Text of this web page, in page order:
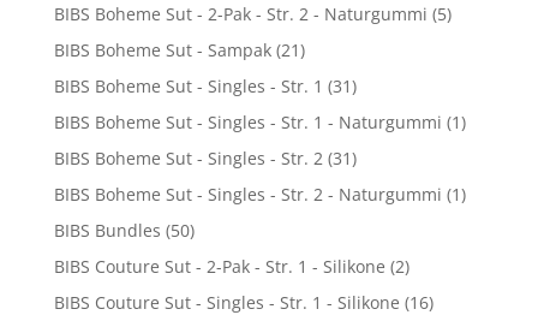
BIBS Boheme Sut - 2-Pak - Str. 2 - Naturgummi (5)
BIBS Boheme Sut - Sampak (21)
BIBS Boheme Sut - Singles - Str. 1 (31)
BIBS Boheme Sut - Singles - Str. 1 - Naturgummi (1)
BIBS Boheme Sut - Singles - Str. 2 (31)
BIBS Boheme Sut - Singles - Str. 2 - Naturgummi (1)
BIBS Bundles (50)
BIBS Couture Sut - 2-Pak - Str. 1 - Silikone (2)
BIBS Couture Sut - Singles - Str. 1 - Silikone (16)